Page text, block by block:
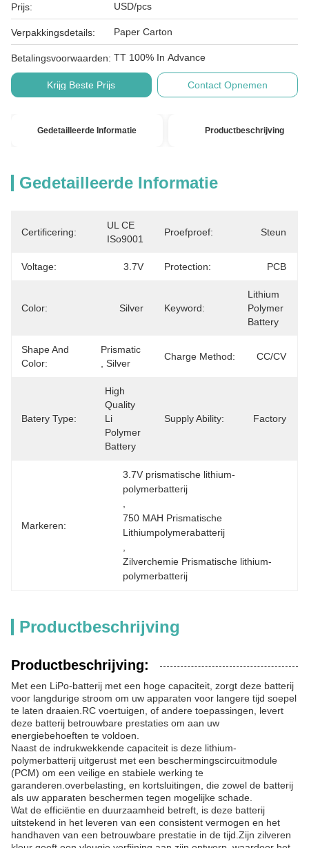
Prijs: USD/pcs
Verpakkingsdetails: Paper Carton
Betalingsvoorwaarden: TT 100% In Advance
Krijg Beste Prijs Contact Opnemen
Gedetailleerde Informatie Productbeschrijving
Gedetailleerde Informatie
Certificering:
UL CE
ISo9001
Proefproef: Steun
Voltage: 3.7V Protection: PCB
Color: Silver Keyword:
Lithium
Polymer
Battery
Shape And
Color:
Prismatic
, Silver
Charge Method: CC/CV
Batery Type:
High
Quality
Li
Polymer
Battery
Supply Ability: Factory
Markeren:
3.7V prismatische lithium-
polymerbatterij
750 MAH Prismatische
Lithiumpolymerabatterij
Zilverchemie Prismatische lithium-
polymerbatterij
Productbeschrijving
Productbeschrijving:
Met een LiPo-batterij met een hoge capaciteit, zorgt deze batterij
voor langdurige stroom om uw apparaten voor langere tijd soepel
te laten draaien.RC voertuigen, of andere toepassingen, levert
deze batterij betrouwbare prestaties om aan uw
energiebehoeften te voldoen.
Naast de indrukwekkende capaciteit is deze lithium-
polymerbatterij uitgerust met een beschermingscircuitmodule
(PCM) om een veilige en stabiele werking te
garanderen.overbelasting, en kortsluitingen, die zowel de batterij
als uw apparaten beschermen tegen mogelijke schade.
Wat de efficiëntie en duurzaamheid betreft, is deze batterij
uitstekend in het leveren van een consistent vermogen en het
handhaven van een betrouwbare prestatie in de tijd.Zijn zilveren